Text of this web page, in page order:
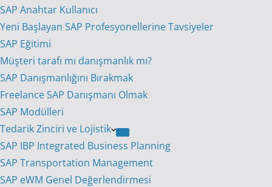
SAP Anahtar Kullanıcı
Yeni Başlayan SAP Profesyonellerine Tavsiyeler
SAP Eğitimi
Müşteri tarafı mı danışmanlık mı?
SAP Danışmanlığını Bırakmak
Freelance SAP Danışmanı Olmak
SAP Modülleri
Tedarik Zinciri ve Lojistik
SAP IBP Integrated Business Planning
SAP Transportation Management
SAP eWM Genel Değerlendirmesi